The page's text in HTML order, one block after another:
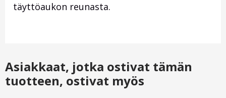
täyttöaukon reunasta.
Asiakkaat, jotka ostivat tämän
tuotteen, ostivat myös